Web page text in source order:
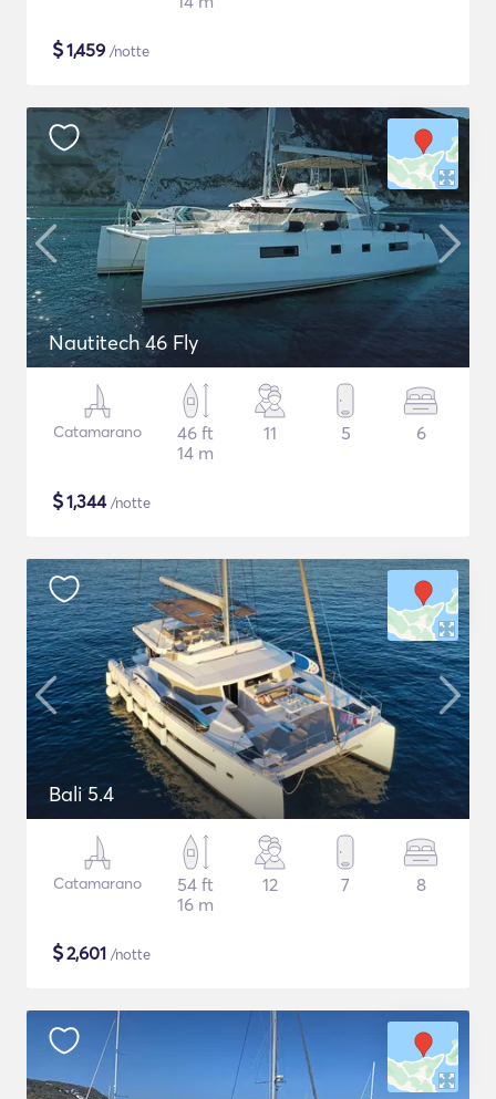
$1,459 /notte
Nautitech 46 Fly
Catamarano
46 ft
14 m
11 5 6
$1,344/notte
Bali 5.4
Catamarano
54 ft
16 m
12 7 8
$2,601 /notte